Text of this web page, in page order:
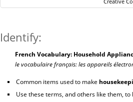
Identify:
French Vocabulary: Household
le vocabulaire français: les appareils
Common items used to make
Use these terms, and others like them, to